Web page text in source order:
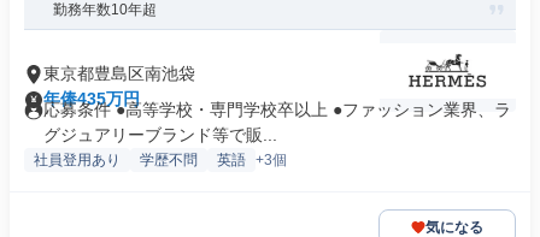
勤務年数10年超
東京都豊島区南池袋
年俸435万円
応募条件 ●高等学校・専門学校卒以上 ●ファッション業界、ラ
グジュアリーブランド等で販...
社員登用あり 学歴不問 英語 +3個
気になる